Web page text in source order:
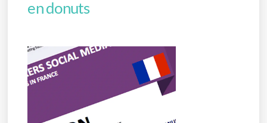
en donuts